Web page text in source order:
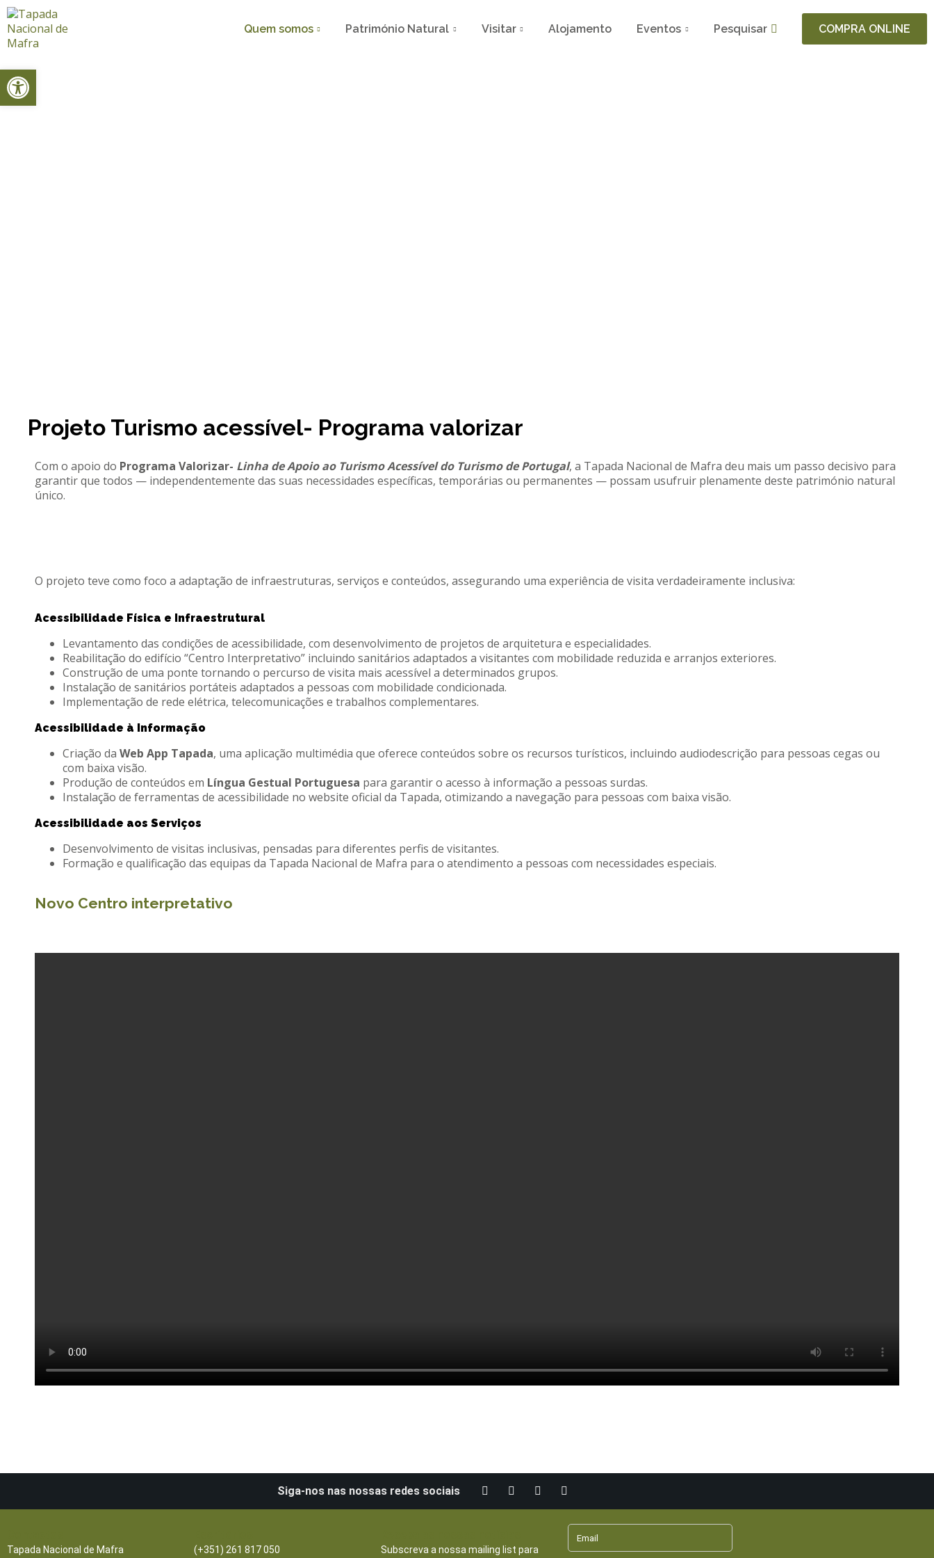
Quem somos Património Natural Visitar Alojamento Eventos Pesquisar COMPRA ONLINE
Projeto Turismo acessível- Programa valorizar
Com o apoio do Programa Valorizar- Linha de Apoio ao Turismo Acessível do Turismo de Portugal, a Tapada Nacional de Mafra deu mais um passo decisivo para
garantir que todos — independentemente das suas necessidades específicas, temporárias ou permanentes — possam usufruir plenamente deste património natural
único.
O projeto teve como foco a adaptação de infraestruturas, serviços e conteúdos, assegurando uma experiência de visita verdadeiramente inclusiva:
Acessibilidade Física e Infraestrutural
Levantamento das condições de acessibilidade, com desenvolvimento de projetos de arquitetura e especialidades.
Reabilitação do edifício “Centro Interpretativo” incluindo sanitários adaptados a visitantes com mobilidade reduzida e arranjos exteriores.
Construção de uma ponte tornando o percurso de visita mais acessível a determinados grupos.
Instalação de sanitários portáteis adaptados a pessoas com mobilidade condicionada.
Implementação de rede elétrica, telecomunicações e trabalhos complementares.
Acessibilidade à Informação
Criação da Web App Tapada, uma aplicação multimédia que oferece conteúdos sobre os recursos turísticos, incluindo audiodescrição para pessoas cegas ou
com baixa visão.
Produção de conteúdos em Língua Gestual Portuguesa para garantir o acesso à informação a pessoas surdas.
Instalação de ferramentas de acessibilidade no website oficial da Tapada, otimizando a navegação para pessoas com baixa visão.
Acessibilidade aos Serviços
Desenvolvimento de visitas inclusivas, pensadas para diferentes perfis de visitantes.
Formação e qualificação das equipas da Tapada Nacional de Mafra para o atendimento a pessoas com necessidades especiais.
Novo Centro interpretativo
Siga-nos nas nossas redes sociais
Tapada Nacional de Mafra (+351) 261 817 050 Subscreva a nossa mailing list para
Open toolbar